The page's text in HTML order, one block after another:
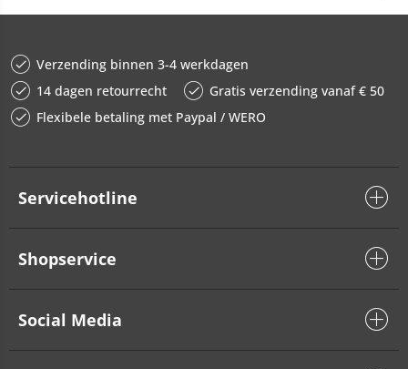
Verzending binnen 3-4 werkdagen
14 dagen retourrecht
Gratis verzending vanaf € 50
Flexibele betaling met Paypal / WERO
Servicehotline
Shopservice
Social Media